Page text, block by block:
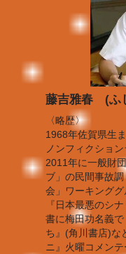
藤吉雅春 (ふ
〈略歴〉
1968年佐賀県生
ノンフィクショ
2011年に一般財
ブ」の民間事故
会」ワーキング
『日本最悪のシ
書に梅田功名義
ち』(角川書店)な
ニ』火曜コメン